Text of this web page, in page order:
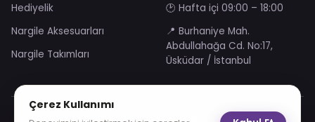
Hediyelik
Nargile Aksesuarları
Nargile Takımları
🕑 Hafta içi 09:00 – 18:00
📍 Burhaniye Mah.
Abdullahağa Cd. No:17,
Üsküdar / İstanbul
Mesafeli Satış SözleşmesiGizlilik Sözleşmesi
Çerez Kullanımı